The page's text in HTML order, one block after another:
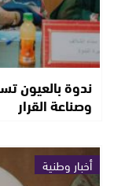
ندوة بالعيون
وصناعة القرار
أخبار وطنية